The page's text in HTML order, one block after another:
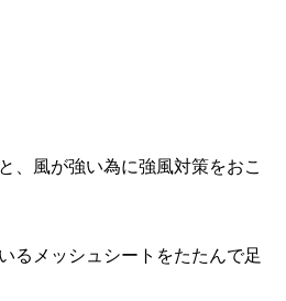
、風が強い為に強風対策をおこ
るメッシュシートをたたんで足